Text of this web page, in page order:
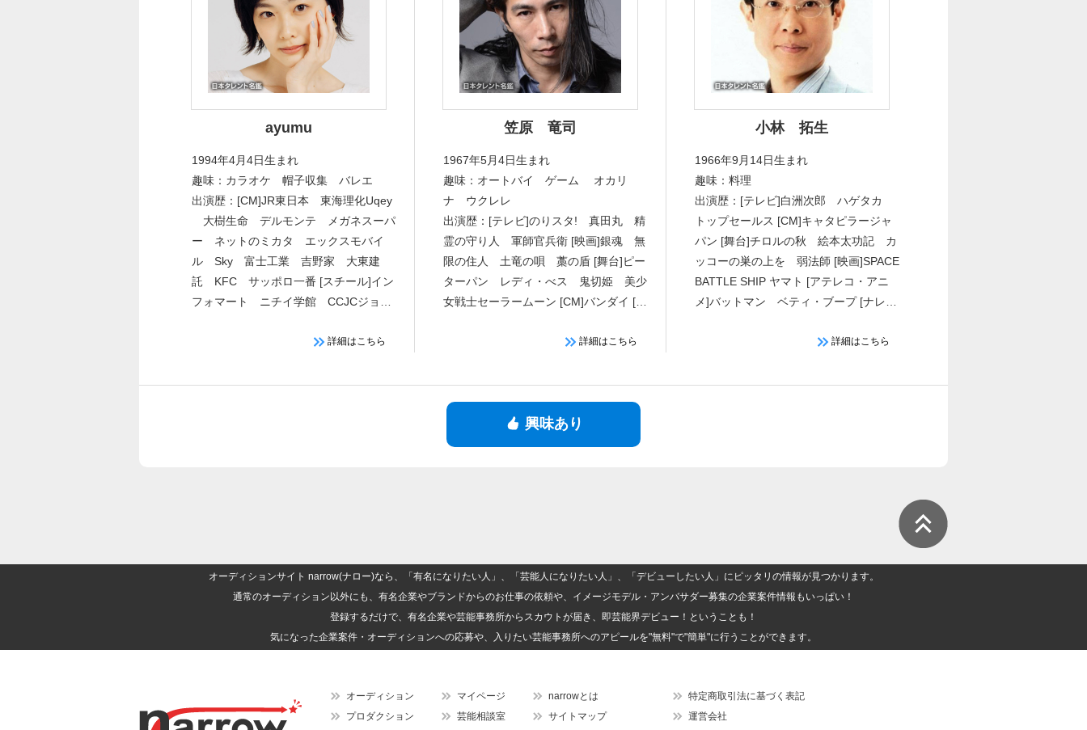
ayumu
1994年4月4日生まれ
趣味：カラオケ 帽子収集 バレエ
出演歴：[CM]JR東日本 東海理化Uqey
大樹生命 デルモンテ メガネスーパ
ー ネットのミカタ エックスモバイ
ル Sky 富士工業 吉野家 大東建
託 KFC サッポロ一番 [スチール]イン
フォマート ニチイ学館 CCJCジョー
詳細はこちら
笠原 竜司
1967年5月4日生まれ
趣味：オートバイ ゲーム オカリ
ナ ウクレレ
出演歴：[テレビ]のりスタ! 真田丸 精
霊の守り人 軍師官兵衛 [映画]銀魂 無
限の住人 土竜の唄 藁の盾 [舞台]ピー
ターパン レディ・べス 鬼切姫 美少
女戦士セーラームーン [CM]バンダイ [ア
ら葛飾区亀有公園前派出所詳細はこちら
小林 拓生
1966年9月14日生まれ
趣味：料理
出演歴：[テレビ]白洲次郎 ハゲタカ
トップセールス [CM]キャタピラージャ
パン [舞台]チロルの秋 絵本太功記 カ
ッコーの巣の上を 弱法師 [映画]SPACE
BATTLE SHIP ヤマト [アテレコ・アニ
メ]バットマン ベティ・ブープ [ナレー
詳細はこちら
興味あり
オーディションサイト narrow(ナロー)なら、「有名になりたい人」、「芸能人になりたい人」、「デビューしたい人」にピッタリの情報が見つかります。
通常のオーディション以外にも、有名企業やブランドからのお仕事の依頼や、イメージモデル・アンバサダー募集の企業案件情報もいっぱい！
登録するだけで、有名企業や芸能事務所からスカウトが届き、即芸能界デビュー！ということも！
気になった企業案件・オーディションへの応募や、入りたい芸能事務所へのアピールを"無料"で"簡単"に行うことができます。
オーディション
プロダクション
マイページ
芸能相談室
narrowとは
サイトマップ
特定商取引法に基づく表記
運営会社